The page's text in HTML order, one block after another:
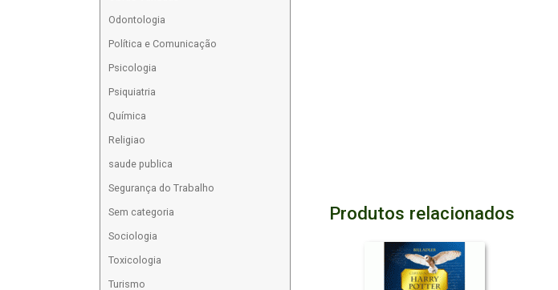
Produtos relacionados
Odontologia
Política e Comunicação
Psicologia
Psiquiatria
Química
Religiao
saude publica
Segurança do Trabalho
Sem categoria
Sociologia
Toxicologia
Turismo